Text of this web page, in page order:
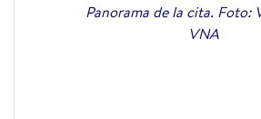
Panorama de la cita. Foto:
VNA